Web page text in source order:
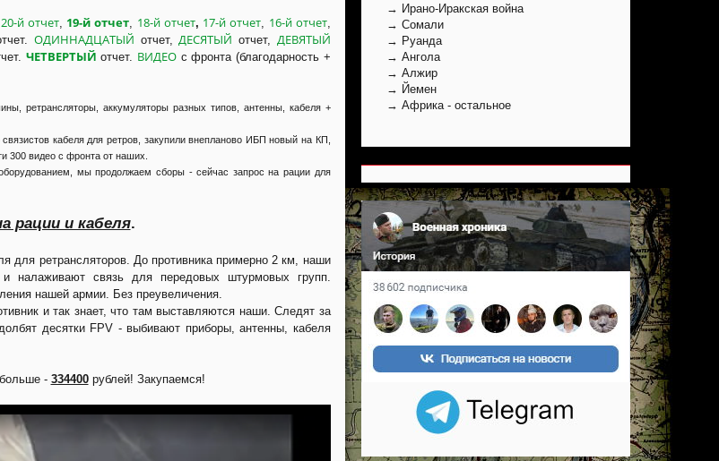
20-й отчет, 19-й отчет, 18-й отчет, 17-й отчет, 16-й отчет,
ОДИННАДЦАТЫЙ отчет,ДЕСЯТЫЙ отчет, ДЕВЯТЫЙ
ЧЕТВЕРТЫЙ отчет. ВИДЕОс фронта (благодарность +
ретрансляторы, аккумуляторы разных типов, антенны, кабеля +
кабеля для ретров, закупили внепланово ИБП новый на КП,
300 видео с фронта от наших.
мы продолжаем сборы - сейчас запрос на рации для
рации и кабеля.
для ретрансляторов. До противника примерно 2 км, наши
налаживают связь для передовых штурмовых групп.
нашей армии. Без преувеличения.
и так знает, что там выставляются наши. Следят за
десятки FPV - выбивают приборы, антенны, кабеля
- 334400рублей! Закупаемся!
→ Ирано-Иракская война
→ Сомали
→ Руанда
→ Ангола
→ Алжир
→ Йемен
→ Африка - остальное